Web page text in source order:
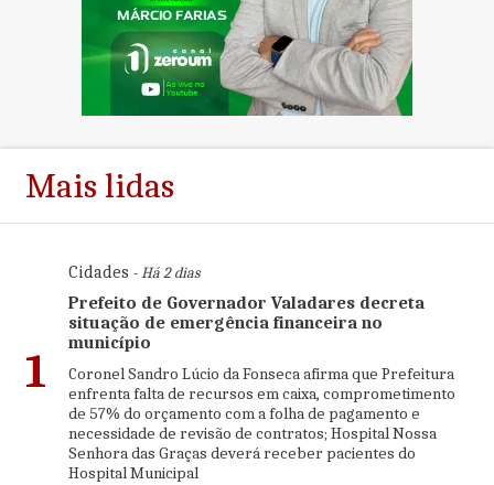
Mais lidas
1
Cidades - Há 2 dias
Prefeito de Governador Valadares decreta
situação de emergência financeira no
município
Coronel Sandro Lúcio da Fonseca afirma que Prefeitura
enfrenta falta de recursos em caixa, comprometimento
de 57% do orçamento com a folha de pagamento e
necessidade de revisão de contratos; Hospital Nossa
Senhora das Graças deverá receber pacientes do
Hospital Municipal